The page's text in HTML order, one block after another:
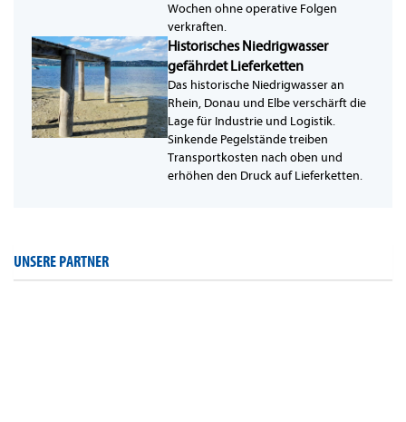
Wochen ohne operative Folgen
verkraften.
Historisches Niedrigwasser
gefährdet Lieferketten
Das historische Niedrigwasser an
Rhein, Donau und Elbe verschärft die
Lage für Industrie und Logistik.
Sinkende Pegelstände treiben
Transportkosten nach oben und
erhöhen den Druck auf Lieferketten.
UNSERE PARTNER